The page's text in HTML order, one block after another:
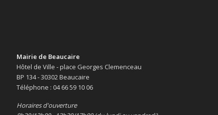
Mairie de Beaucaire
Hôtel de Ville - place Georges Clemenceau
BP 134 - 30302 Beaucaire
Téléphone : 04 66 59 10 06
Horaires d'ouverture